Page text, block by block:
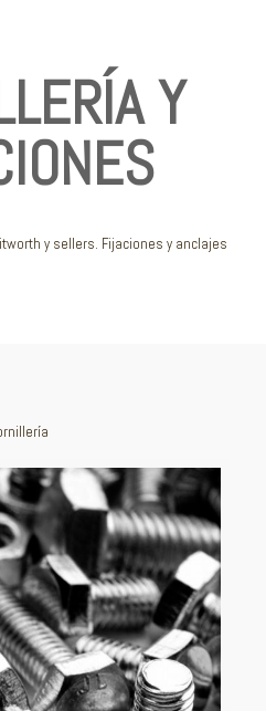
Y
y sellers. Fijaciones y anclajes